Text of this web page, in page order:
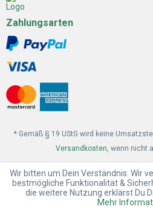
Zahlungsarten
* Gemäß § 19 UStG wird keine
Versandkosten, wenn nicht
Wir bitten um Dein Verständnis: Wir
bestmögliche Funktionalität &
die weitere Nutzung erklärst Du
Mehr